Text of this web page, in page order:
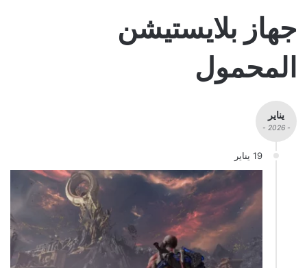
جهاز بلايستيشن
المحمول
يناير
- 2026 -
19 يناير